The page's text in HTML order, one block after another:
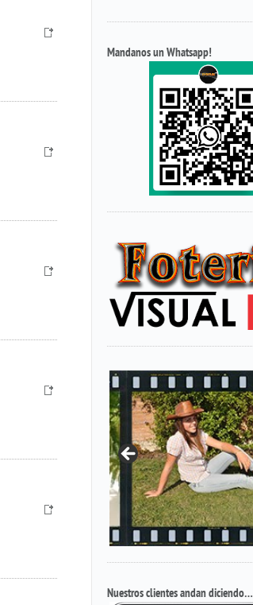
Mandanos un Whatsapp!
Nuestros clientes andan diciendo…